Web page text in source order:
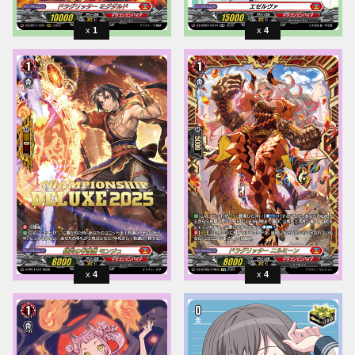
1 4
4 4